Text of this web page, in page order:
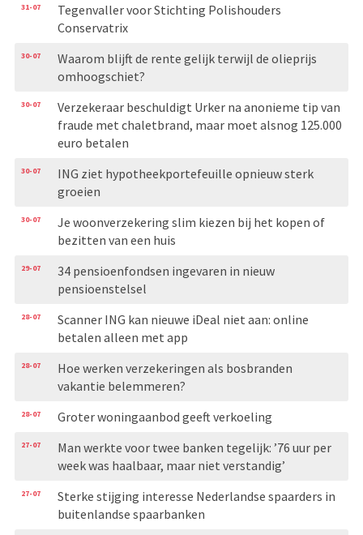
31-07
Tegenvaller voor Stichting Polishouders
Conservatrix
30-07
Waarom blijft de rente gelijk terwijl de olieprijs
omhoogschiet?
30-07
Verzekeraar beschuldigt Urker na anonieme tip van
fraude met chaletbrand, maar moet alsnog 125.000
euro betalen
30-07
ING ziet hypotheekportefeuille opnieuw sterk
groeien
30-07
Je woonverzekering slim kiezen bij het kopen of
bezitten van een huis
29-07
34 pensioenfondsen ingevaren in nieuw
pensioenstelsel
28-07
Scanner ING kan nieuwe iDeal niet aan: online
betalen alleen met app
28-07
Hoe werken verzekeringen als bosbranden
vakantie belemmeren?
28-07 Groter woningaanbod geeft verkoeling
27-07
Man werkte voor twee banken tegelijk: ’76 uur per
week was haalbaar, maar niet verstandig’
27-07
Sterke stijging interesse Nederlandse spaarders in
buitenlandse spaarbanken